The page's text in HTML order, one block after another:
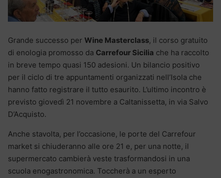
Grande successo per Wine Masterclass, il corso gratuito
di enologia promosso da Carrefour Sicilia che ha raccolto
in breve tempo quasi 150 adesioni. Un bilancio positivo
per il ciclo di tre appuntamenti organizzati nell’Isola che
hanno fatto registrare il tutto esaurito. L’ultimo incontro è
previsto giovedì 21 novembre a Caltanissetta, in via Salvo
D’Acquisto.
Anche stavolta, per l’occasione, le porte del Carrefour
market si chiuderanno alle ore 21 e, per una notte, il
supermercato cambierà veste trasformandosi in una
scuola enogastronomica. Toccherà a un esperto